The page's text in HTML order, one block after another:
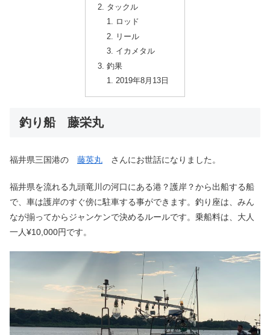
タックル
ロッド
リール
イカメタル
釣果
2019年8月13日
釣り船 藤栄丸
福井県三国港の 藤英丸 さんにお世話になりました。
福井県を流れる九頭竜川の河口にある港？護岸？から出船する船
で、車は護岸のすぐ傍に駐車する事ができます。釣り座は、みん
なが揃ってからジャンケンで決めるルールです。乗船料は、大人
一人¥10,000円です。